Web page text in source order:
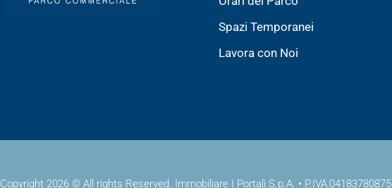
Spazi Temporanei
Lavora con Noi
Copyright 2026 © All rights Reserved. Immobiliare I Portali S.p.A. • P.IVA:04183780875